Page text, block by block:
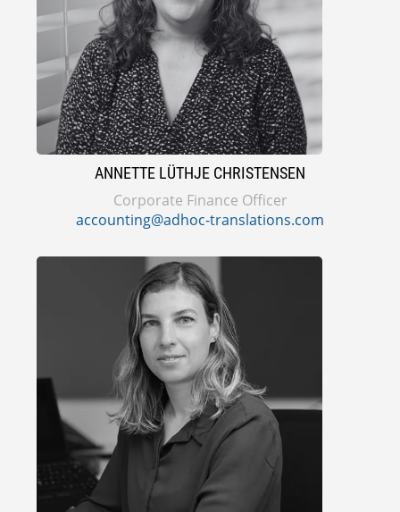
ANNETTE LÜTHJE CHRISTENSEN
Corporate Finance Officer
accounting@adhoc-translations.com